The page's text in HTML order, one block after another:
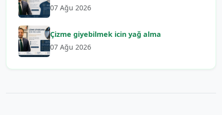
07 Ağu 2026
Çizme giyebilmek icin yağ alma
07 Ağu 2026